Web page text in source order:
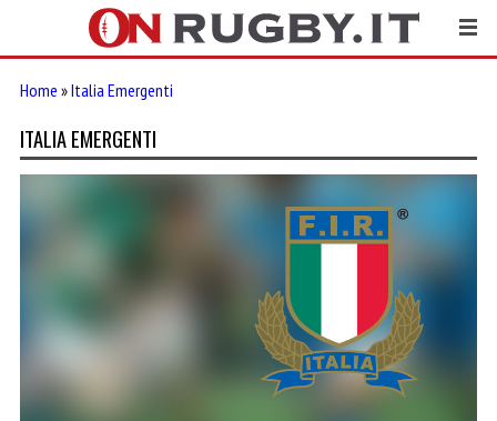
Home »Italia Emergenti
ITALIA EMERGENTI